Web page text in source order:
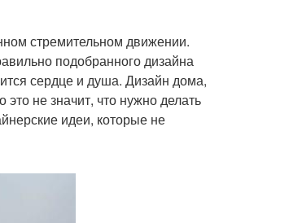
стремительном движении.
подобранного дизайна
сердце и душа. Дизайн дома,
не значит, что нужно делать
идеи, которые не